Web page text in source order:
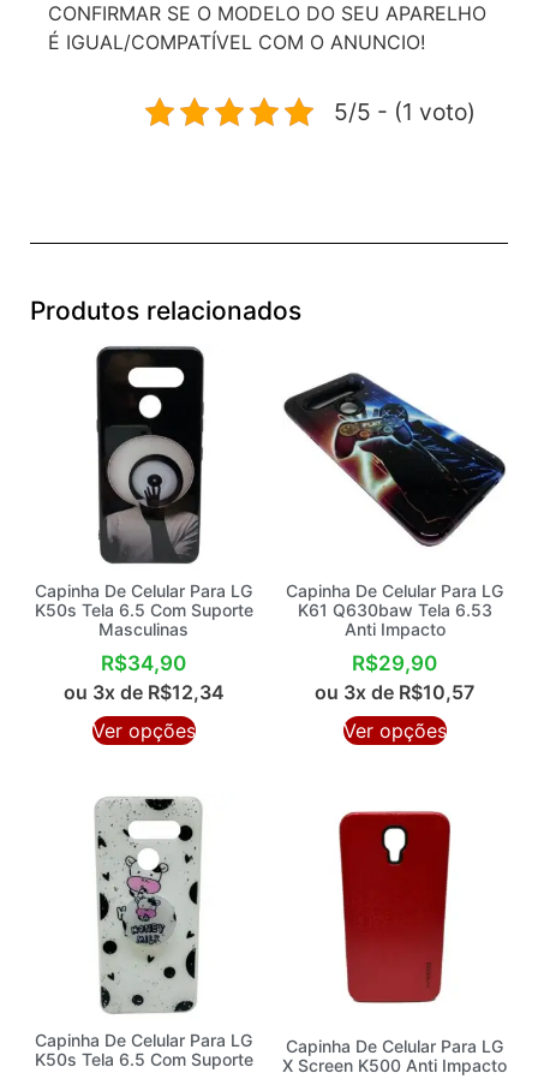
CONFIRMAR SE O MODELO DO SEU APARELHO
É IGUAL/COMPATÍVEL COM O ANUNCIO!
5/5 - (1 voto)
Produtos relacionados
Capinha De Celular Para LG
K50s Tela 6.5 Com Suporte
Masculinas
R$34,90
ou 3x de R$12,34
Ver opções
Capinha De Celular Para LG
K61 Q630baw Tela 6.53
Anti Impacto
R$29,90
ou 3x de R$10,57
Ver opções
Capinha De Celular Para LG
K50s Tela 6.5 Com Suporte
Capinha De Celular Para LG
X Screen K500 Anti Impacto